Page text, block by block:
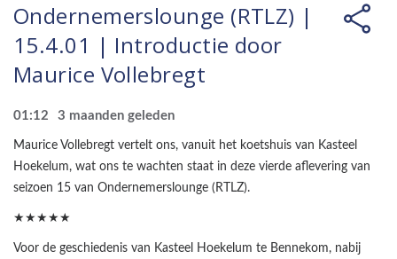
Ondernemerslounge (RTLZ) |
15.4.01 | Introductie door
Maurice Vollebregt
01:12 3 maanden geleden
Maurice Vollebregt vertelt ons, vanuit het koetshuis van Kasteel
Hoekelum, wat ons te wachten staat in deze vierde aflevering van
seizoen 15 van Ondernemerslounge (RTLZ).
★★★★★
Voor de geschiedenis van Kasteel Hoekelum te Bennekom, nabij